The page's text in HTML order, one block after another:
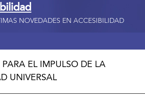
NOVEDADES EN ACCESIBILIDAD
PARA EL IMPULSO DE LA
UNIVERSAL